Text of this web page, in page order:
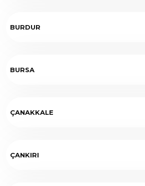
BURDUR
BURSA
ÇANAKKALE
ÇANKIRI